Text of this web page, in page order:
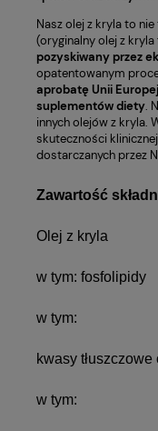
Nasz olej z kryla to nie
(oryginalny olej z
pozyskiwany przez
opatentowanym
aprobatę Unii
suplementów diety.
innych olejów z kryla.
skuteczności
dostarczanych przez
Zawartość
Olej z kryla
w tym: fosfolipidy
w tym:
kwasy tłuszczowe
w tym: